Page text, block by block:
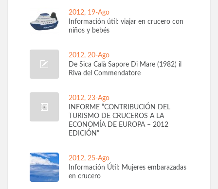
2012, 19-Ago
Información útil: viajar en crucero con
niños y bebés
2012, 20-Ago
De Sica Calà Sapore Di Mare (1982) il
Riva del Commendatore
2012, 23-Ago
INFORME “CONTRIBUCIÓN DEL
TURISMO DE CRUCEROS A LA
ECONOMÍA DE EUROPA – 2012
EDICIÓN”
2012, 25-Ago
Información Útil: Mujeres embarazadas
en crucero